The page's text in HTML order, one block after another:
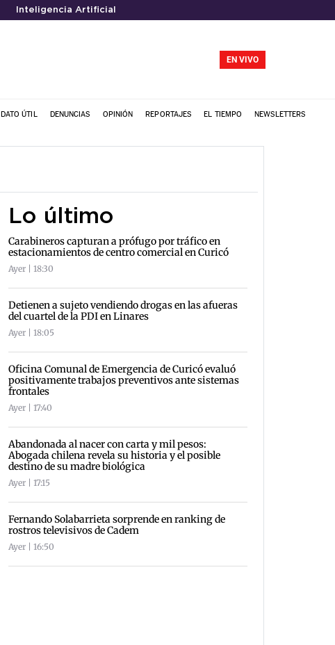
Inteligencia Artificial
EN VIVO
DATO ÚTIL DENUNCIAS OPINIÓN REPORTAJES EL TIEMPO NEWSLETTERS
Lo último
Carabineros capturan a prófugo por tráfico en
estacionamientos de centro comercial en Curicó
Ayer | 18:30
Detienen a sujeto vendiendo drogas en las afueras
del cuartel de la PDI en Linares
Ayer | 18:05
Oficina Comunal de Emergencia de Curicó evaluó
positivamente trabajos preventivos ante sistemas
frontales
Ayer | 17:40
Abandonada al nacer con carta y mil pesos:
Abogada chilena revela su historia y el posible
destino de su madre biológica
Ayer | 17:15
Fernando Solabarrieta sorprende en ranking de
rostros televisivos de Cadem
Ayer | 16:50